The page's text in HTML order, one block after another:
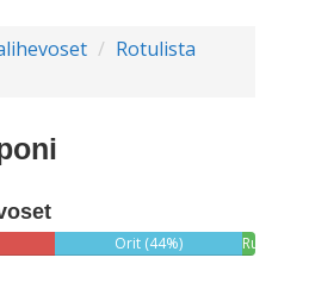
Rotulista
Orit (44%)
Ruunat